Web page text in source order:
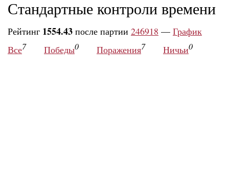
Стандартные контроли времени
Рейтинг 1554.43 после партии 246918 — График
Все7 Победы0 Поражения7 Ничьи0